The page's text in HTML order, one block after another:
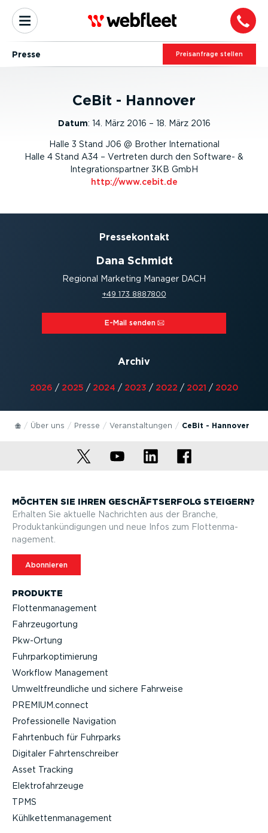
Presse Preis­an­frage stellen
CeBit - Hannover
Datum: 14. März 2016 – 18. März 2016
Halle 3 Stand J06 @ Brother International
Halle 4 Stand A34 – Vertreten durch den Software- &
Integrationspartner 3KB GmbH
http://www.cebit.de
Presse­kontakt
Dana Schmidt
Regional Marketing Manager DACH
+49 173 8887800
E-Mail senden⁠
Archiv
2026 / 2025 / 2024 / 2023 / 2022 / 2021 / 2020
Über uns Presse Veran­stal­tungen CeBit - Hannover
PRODUKTE
Flotten­ma­nagement
Fahrzeu­g­ortung
Pkw-Ortung
Fuhrpar­k­op­ti­mierung
Workflow Management
Umwelt­freund­liche und sichere Fahrweise
PREMIUM.connect
Profes­sio­nelle Navigation
Fahrtenbuch für Fuhrparks
Digitaler Fahrten­schreiber
Asset Tracking
Elektro­fahr­zeuge
TPMS
Kühlket­ten­ma­nagement
MÖCHTEN SIE IHREN GESCHÄFTS­ERFOLG STEIGERN?
Erhalten Sie aktuelle Nachrichten aus der Branche,
Produktan­kün­di­gungen und neue Infos zum Flotten­ma­
nagement.
Abonnieren